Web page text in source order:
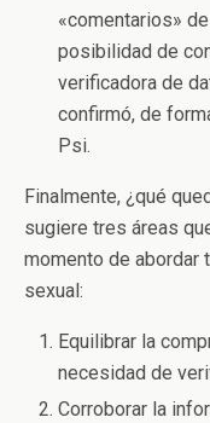
«comentarios»
posibilidad de
verificadora de
confirmó, de
Psi.
Finalmente, ¿qué
sugiere tres áreas
momento de abordar
sexual:
Equilibrar la
necesidad de
Corroborar la